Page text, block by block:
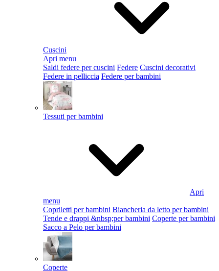
Cuscini
Apri menu
Saldi federe per cuscini Federe Cuscini decorativi
Federe in pelliccia Federe per bambini
Tessuti per bambini
Apri
menu
Copriletti per bambini Biancheria da letto per bambini
Tende e drappi &nbsp;per bambini Coperte per bambini
Sacco a Pelo per bambini
Coperte